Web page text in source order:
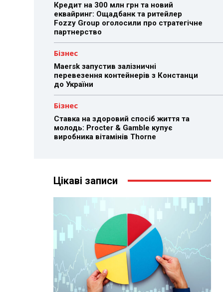
Кредит на 300 млн грн та новий
еквайринг: Ощадбанк та ритейлер
Fozzy Group оголосили про стратегічне
партнерство
Бізнес
Maersk запустив залізничні
перевезення контейнерів з Констанци
до України
Бізнес
Ставка на здоровий спосіб життя та
молодь: Procter & Gamble купує
виробника вітамінів Thorne
Цікаві записи